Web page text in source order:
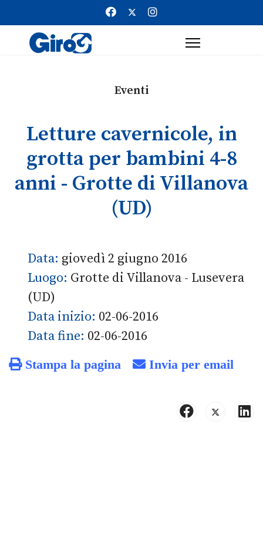
Eventi
Letture cavernicole, in
grotta per bambini 4-8
anni - Grotte di Villanova
(UD)
Data: giovedì 2 giugno 2016
Luogo: Grotte di Villanova - Lusevera
(UD)
Data inizio: 02-06-2016
Data fine: 02-06-2016
Stampa la pagina Invia per email